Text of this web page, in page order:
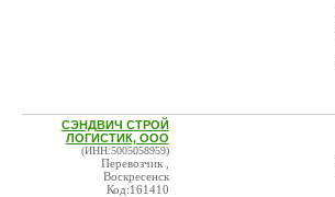
СЭНДВИЧ СТРОЙ
ЛОГИСТИК, ООО
(ИНН:5005058959)
Перевозчик ,
Воскресенск
Код:161410